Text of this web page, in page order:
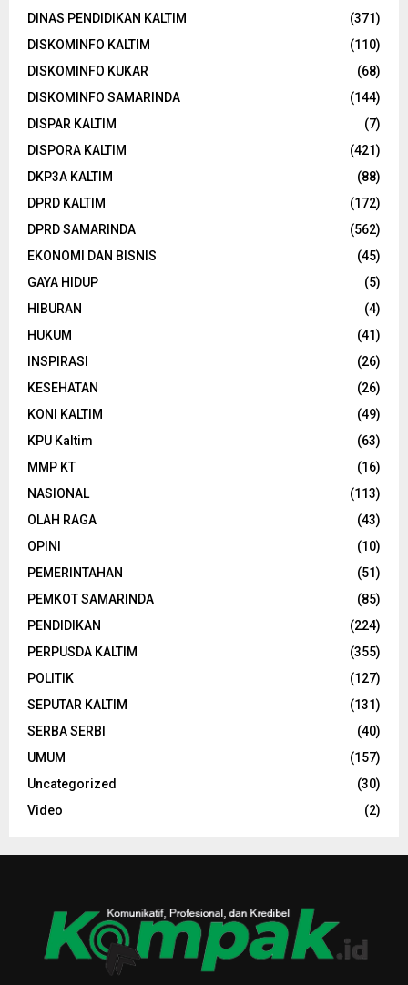
DINAS PENDIDIKAN KALTIM
(371)
DISKOMINFO KALTIM
(110)
DISKOMINFO KUKAR
(68)
DISKOMINFO SAMARINDA
(144)
DISPAR KALTIM
(7)
DISPORA KALTIM
(421)
DKP3A KALTIM
(88)
DPRD KALTIM
(172)
DPRD SAMARINDA
(562)
EKONOMI DAN BISNIS
(45)
GAYA HIDUP
(5)
HIBURAN
(4)
HUKUM
(41)
INSPIRASI
(26)
KESEHATAN
(26)
KONI KALTIM
(49)
KPU Kaltim
(63)
MMP KT
(16)
NASIONAL
(113)
OLAH RAGA
(43)
OPINI
(10)
PEMERINTAHAN
(51)
PEMKOT SAMARINDA
(85)
PENDIDIKAN
(224)
PERPUSDA KALTIM
(355)
POLITIK
(127)
SEPUTAR KALTIM
(131)
SERBA SERBI
(40)
UMUM
(157)
Uncategorized
(30)
Video
(2)